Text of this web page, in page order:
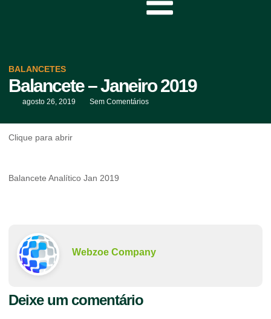
BALANCETES
Balancete – Janeiro 2019
agosto 26, 2019 Sem Comentários
Clique para abrir
Balancete Analítico Jan 2019
Webzoe Company
Deixe um comentário